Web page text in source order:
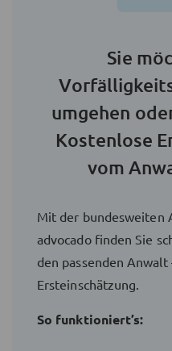
Sie
umgehen
Kostenlose
vom
Mit der bundesweiten
advocado finden Sie
den passenden
Ersteinschätzung.
So funktioniert’s: